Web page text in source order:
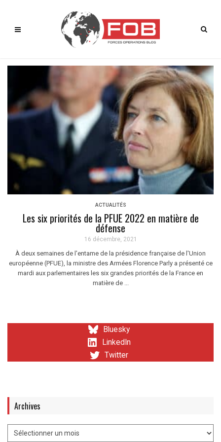
ACTUALITÉS
Les six priorités de la PFUE 2022 en matière de
défense
16 décembre, 2021
À deux semaines de l'entame de la présidence française de l'Union
européenne (PFUE), la ministre des Armées Florence Parly a présenté ce
mardi aux parlementaires les six grandes priorités de la France en
matière de ...
Bluesky
LinkedIn
Twitter
Archives